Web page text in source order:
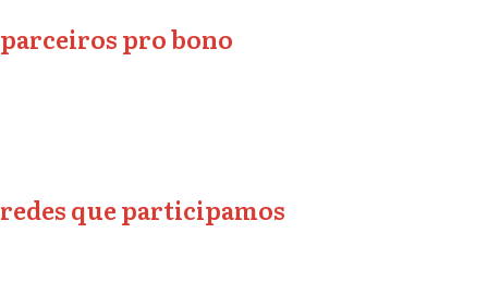
parceiros pro bono
redes que participamos